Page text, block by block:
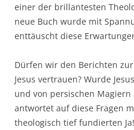
einer der brillantesten
neue Buch wurde mit
enttäuscht diese
Dürfen wir den Berichten
Jesus vertrauen? Wurde
und von persischen Magiern
antwortet auf diese Fragen
theologisch tief fundierten